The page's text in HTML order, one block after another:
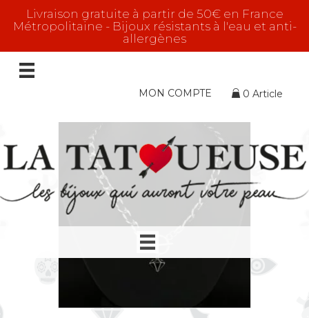
Livraison gratuite à partir de 50€ en France
Métropolitaine - Bijoux résistants à l'eau et anti-
allergènes
MON COMPTE 0 Article
13 résultats affichés